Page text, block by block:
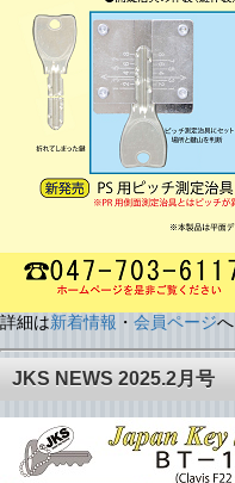
詳細は新着情報 ・ 会員ページへ
JKS NEWS 2025.2月号